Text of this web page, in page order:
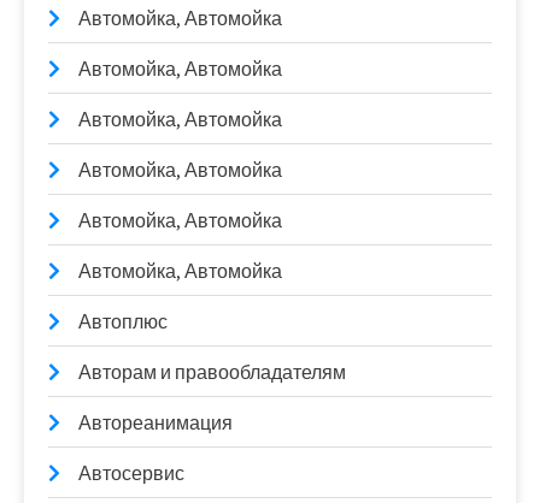
Автомойка, Автомойка
Автомойка, Автомойка
Автомойка, Автомойка
Автомойка, Автомойка
Автомойка, Автомойка
Автомойка, Автомойка
Автоплюс
Авторам и правообладателям
Автореанимация
Автосервис